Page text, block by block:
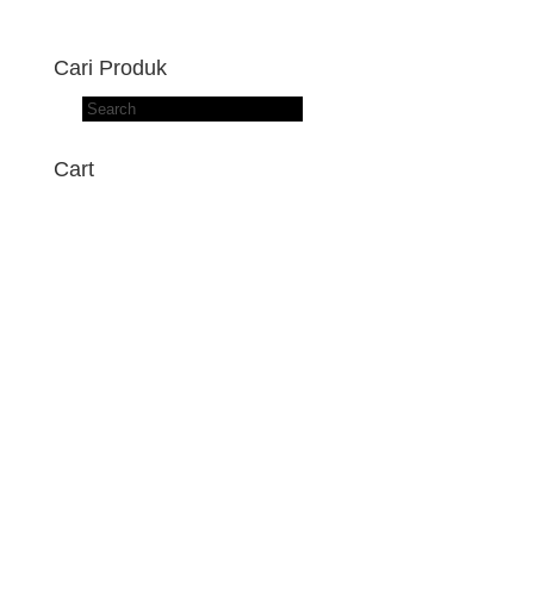
Cari Produk
Products
Cart